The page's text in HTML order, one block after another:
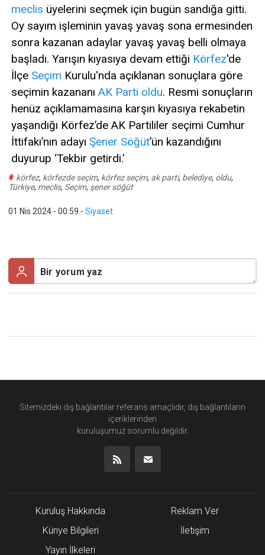
meclis üyelerini seçmek için bugün sandığa gitti.
Oy sayım işleminin yavaş yavaş sona ermesinden
sonra kazanan adaylar yavaş yavaş belli olmaya
başladı. Yarışın kıyasıya devam ettiği Körfez'de
İlçe Seçim Kurulu'nda açıklanan sonuçlara göre
seçimin kazananı AK Parti oldu. Resmi sonuçların
henüz açıklamamasına karşın kıyasıya rekabetin
yaşandığı Körfez’de AK Partililer seçimi Cumhur
İttifakı’nın adayı Şener Söğüt’ün kazandığını
duyurup ‘Tekbir getirdi.’
# körfez, körfezde seçim, körfez seçim, ak parti, belediye, oldu,
Türkiye, meclis, Seçim, şener söğüt
01 Nis 2024 - 00:59 - Siyaset
Sitemizdeki dış bağlantılar referans amaçlıdır, dış bağlantıların
içeriklerinden
kuruluşumuz sorumlu değildir.
Kuruluş Hakkında
Künye Bilgileri
Yayın İlkeleri
Reklam Ver
İletişim